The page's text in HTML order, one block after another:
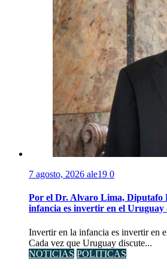
7 agosto, 2026 ale19 0
Por el Dr. Alvaro Lima, Diputafo
infancia es invertir en el Uruguay
Invertir en la infancia es invertir en
Cada vez que Uruguay discute...
NOTICIAS POLITICAS